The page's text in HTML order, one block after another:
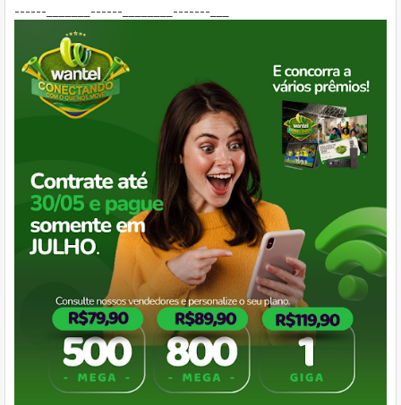
------_______------________-------___